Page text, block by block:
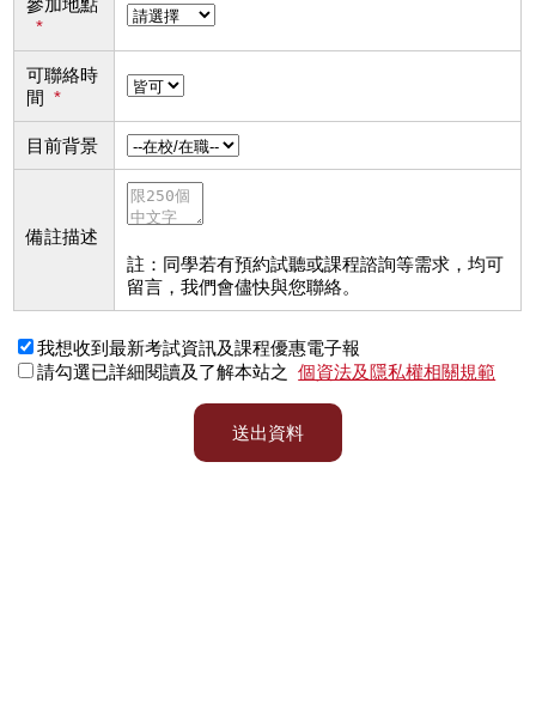
*
可聯絡時
間 *
目前背景
備註描述
註：同學若有預約試聽或課程諮詢等需求，均可
留言，我們會儘快與您聯絡。
我想收到最新考試資訊及課程優惠電子報
請勾選已詳細閱讀及了解本站之
個資法及隱私權相關規範
送出資料